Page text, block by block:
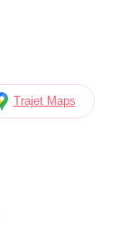
Trajet Maps